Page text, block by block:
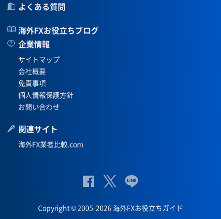
よくある質問
海外FXお役立ちブログ
企業情報
サイトマップ
会社概要
免責事項
個人情報保護方針
お問い合わせ
関連サイト
海外FX業者比較.com
式
Twit
ter
式
Copyright © 2005-2026 海外FXお役立ちガイド